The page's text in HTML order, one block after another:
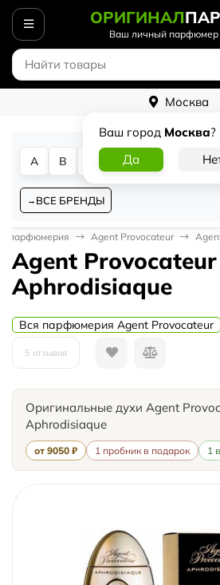
ОРИГИНАЛ
Ваш личный парфюмер
Москва
Ваш город Москва?
A B D G
ВСЕ БРЕНДЫ
парфюмерия Agent Provocateur
Agent Provocateur
Aphrodisiaque
Вся парфюмерия Agent Provocateur
5 отзывов
Оригинальные духи Agent
Aphrodisiaque
от 9050 ₽ 1 пробник в подарок 1